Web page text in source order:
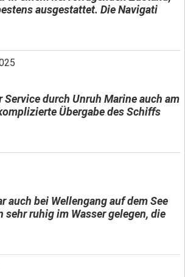
ausgestattet. Die Navigati
Service durch Unruh Marine auch am
Übergabe des Schiffs
auch bei Wellengang auf dem See
sehr ruhig im Wasser gelegen, die